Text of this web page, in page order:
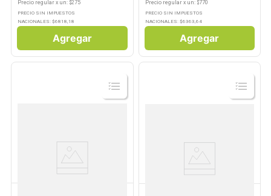
Precio regular x un: $275
PRECIO SIN IMPUESTOS
NACIONALES: $6818,18
Agregar
Precio regularx un: $770
PRECIO SIN IMPUESTOS
NACIONALES: $6363,64
Agregar
Ver
Producto
Ver
Producto